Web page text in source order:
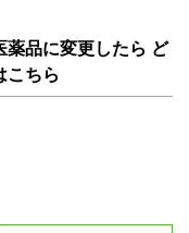
薬品に変更したら ど
こちら